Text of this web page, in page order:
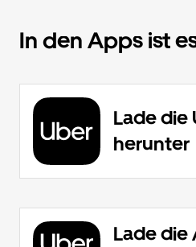
In den Apps ist
Lade die
herunter
Lade die